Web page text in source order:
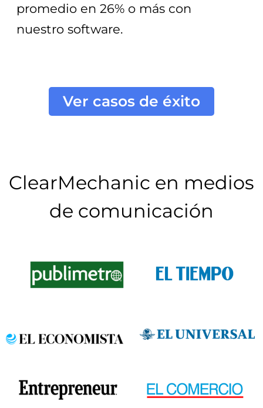
promedio en 26% o más con
nuestro software.
Ver casos de éxito
ClearMechanic en medios
de comunicación